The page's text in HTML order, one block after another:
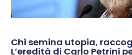
Chi semina utopia,
L’eredità di Carlo Petrini